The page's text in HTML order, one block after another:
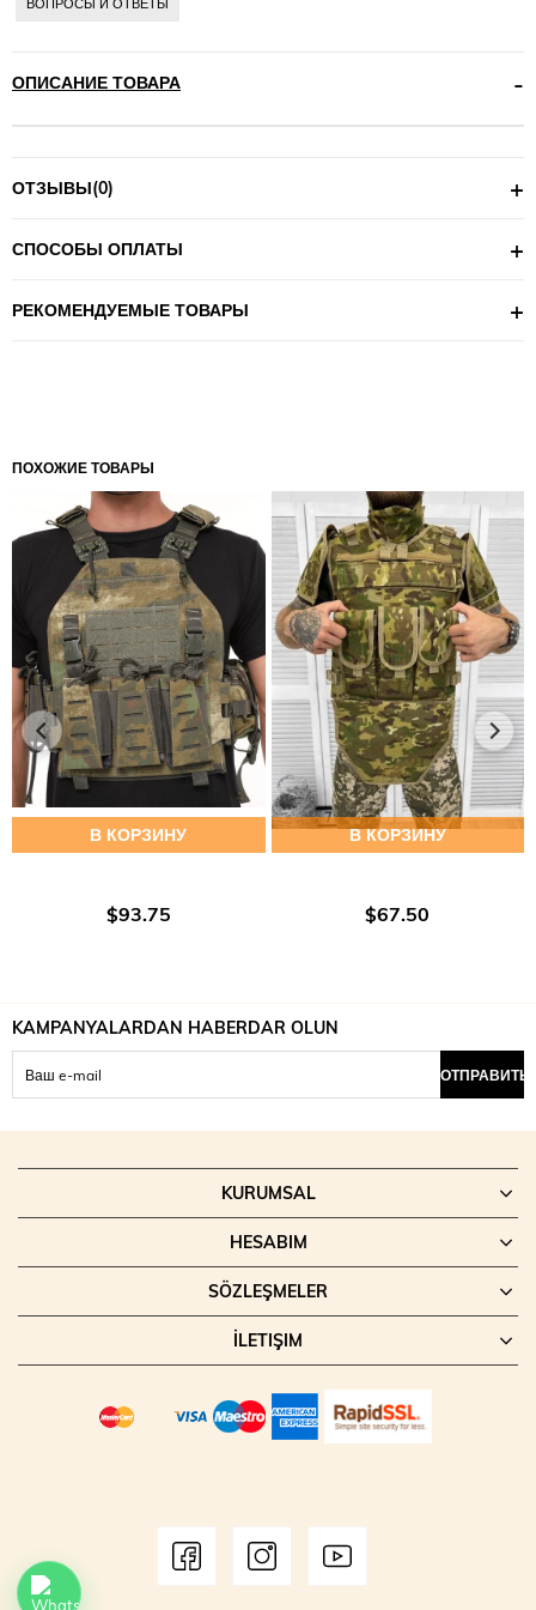
ОПИСАНИЕ ТОВАРА
ОТЗЫВЫ(0)
СПОСОБЫ ОПЛАТЫ
РЕКОМЕНДУЕМЫЕ ТОВАРЫ
ПОХОЖИЕ ТОВАРЫ
В КОРЗИНУ
$93.75
В КОРЗИНУ
$67.50
KAMPANYALARDAN HABERDAR OLUN
ОТПРАВИТЬ
KURUMSAL
HESABIM
SÖZLEŞMELER
İLETIŞIM